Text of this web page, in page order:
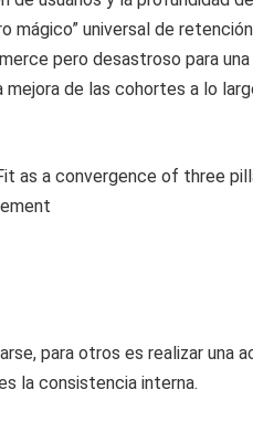
mágico” universal de
pero desastroso para
de las cohortes a lo
para otros es realizar una
la consistencia interna.